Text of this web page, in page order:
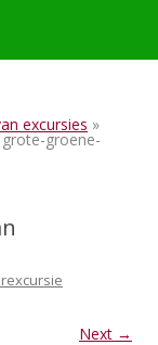
excursies »
groene-
Next →